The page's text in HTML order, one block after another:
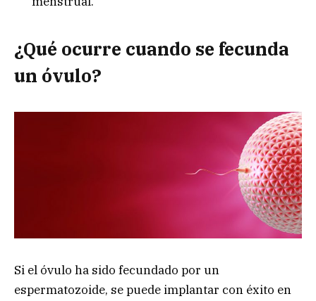
¿Qué ocurre cuando se fecunda
un óvulo?
Si el óvulo ha sido fecundado por un
espermatozoide, se puede implantar con éxito en